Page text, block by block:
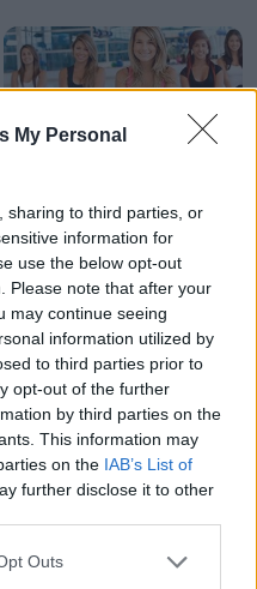
My Personal
sharing to third parties, or
information for
use the below opt-out
Please note that after your
may continue seeing
information utilized by
to third parties prior to
opt-out of the further
by third parties on the
This information may
on the IAB’s List of
further disclose it to other
uses one or more Google
Outs
Προπονηθείτε αποδοτικά
και με ασφάλεια!